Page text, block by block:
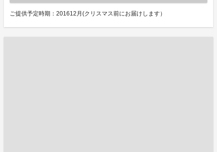
ご提供予定時期：201612月(クリスマス前にお届けします）